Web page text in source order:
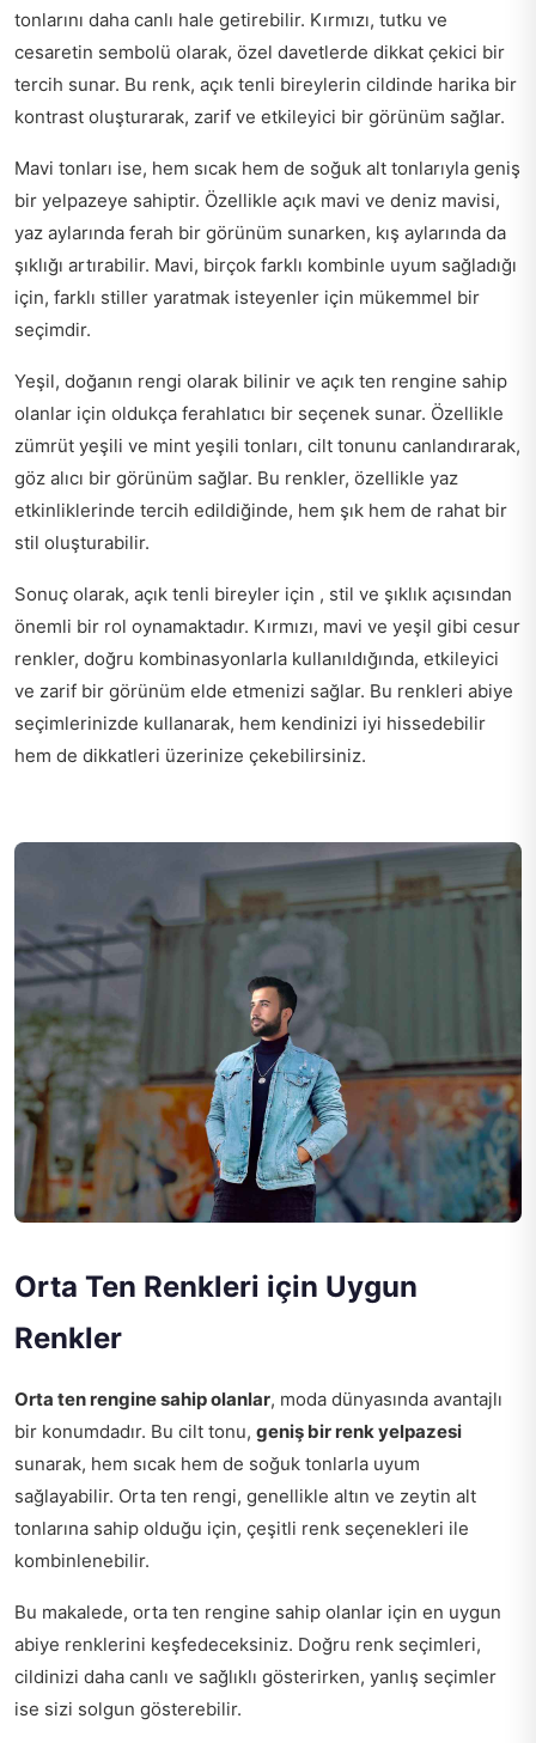
tonlarını daha canlı hale getirebilir. Kırmızı, tutku ve
cesaretin sembolü olarak, özel davetlerde dikkat çekici bir
tercih sunar. Bu renk, açık tenli bireylerin cildinde harika bir
kontrast oluşturarak, zarif ve etkileyici bir görünüm sağlar.
Mavi tonları ise, hem sıcak hem de soğuk alt tonlarıyla geniş
bir yelpazeye sahiptir. Özellikle açık mavi ve deniz mavisi,
yaz aylarında ferah bir görünüm sunarken, kış aylarında da
şıklığı artırabilir. Mavi, birçok farklı kombinle uyum sağladığı
için, farklı stiller yaratmak isteyenler için mükemmel bir
seçimdir.
Yeşil, doğanın rengi olarak bilinir ve açık ten rengine sahip
olanlar için oldukça ferahlatıcı bir seçenek sunar. Özellikle
zümrüt yeşili ve mint yeşili tonları, cilt tonunu canlandırarak,
göz alıcı bir görünüm sağlar. Bu renkler, özellikle yaz
etkinliklerinde tercih edildiğinde, hem şık hem de rahat bir
stil oluşturabilir.
Sonuç olarak, açık tenli bireyler için , stil ve şıklık açısından
önemli bir rol oynamaktadır. Kırmızı, mavi ve yeşil gibi cesur
renkler, doğru kombinasyonlarla kullanıldığında, etkileyici
ve zarif bir görünüm elde etmenizi sağlar. Bu renkleri abiye
seçimlerinizde kullanarak, hem kendinizi iyi hissedebilir
hem de dikkatleri üzerinize çekebilirsiniz.
Orta Ten Renkleri için Uygun
Renkler
Orta ten rengine sahip olanlar, moda dünyasında avantajlı
bir konumdadır. Bu cilt tonu, geniş bir renk yelpazesi
sunarak, hem sıcak hem de soğuk tonlarla uyum
sağlayabilir. Orta ten rengi, genellikle altın ve zeytin alt
tonlarına sahip olduğu için, çeşitli renk seçenekleri ile
kombinlenebilir.
Bu makalede, orta ten rengine sahip olanlar için en uygun
abiye renklerini keşfedeceksiniz. Doğru renk seçimleri,
cildinizi daha canlı ve sağlıklı gösterirken, yanlış seçimler
ise sizi solgun gösterebilir.